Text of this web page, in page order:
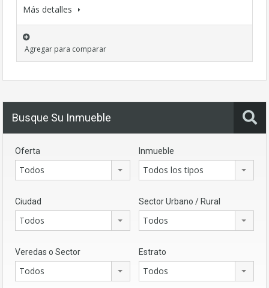
Más detalles
Agregar para comparar
Busque Su Inmueble
Oferta
Todos
Inmueble
Todos los tipos
Ciudad
Todos
Sector Urbano / Rural
Todos
Veredas o Sector
Todos
Estrato
Todos